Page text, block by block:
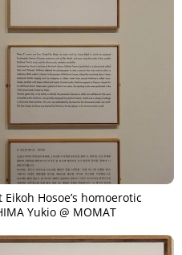
Hosoe’s homoerotic
Yukio @ MOMAT